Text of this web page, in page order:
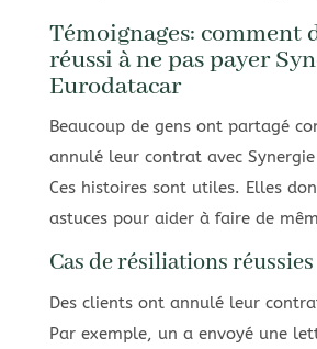
Témoignages: comment
réussi à ne pas payer
Eurodatacar
Beaucoup de gens ont partagé
annulé leur contrat avec
Ces histoires sont utiles. Elles
astuces pour aider à faire de
Cas de résiliations réussies
Des clients ont annulé leur
Par exemple, un a envoyé une